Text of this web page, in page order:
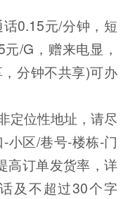
0.15元/分钟，短
/G，赠来电显，
分钟不共享)可办
定位性地址，请尽
小区/巷号-楼栋-门
高订单发货率，详
及不超过30个字